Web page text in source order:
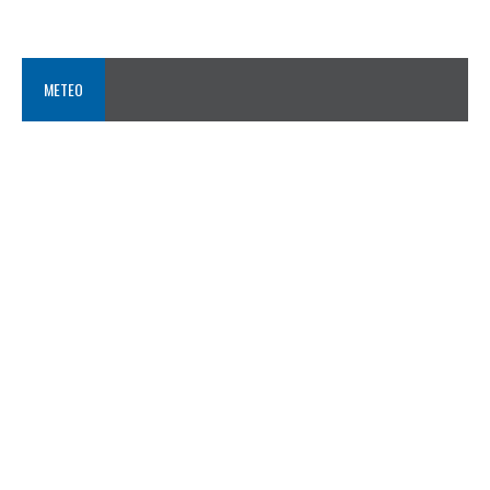
METEO